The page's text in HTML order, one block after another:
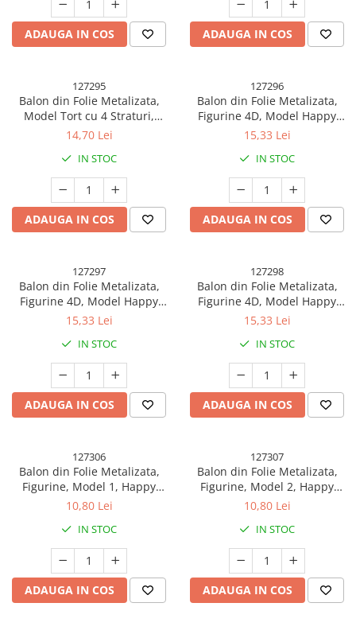
Articole pentru Iluminat
Corpuri de iluminat
Articole si, Echipamente pentru
Transport şi Ridicat
Pelerine, Umbrele si Accesorii
Videoproiectoare
ADAUGA IN COS ADAUGA IN COS
127295
Balon din Folie Metalizata,
Model Tort cu 4 Straturi,
Balon Aniversar, Model Happy
Individual, Pai inclus, Umflare
cu Aer sau Heliu, Albastru
14,70 Lei
IN STOC
ADAUGA IN COS
127296
Balon din Folie Metalizata,
Figurine 4D, Model Happy
Birthday, Tematica Aniversara
Ambalaj Individual, Pai Inclus,
Umflare cu Aer sau Heliu,
Blue
15,33 Lei
IN STOC
ADAUGA IN COS
127297
Balon din Folie Metalizata,
Figurine 4D, Model Happy
Birthday, Tematica Aniversara
Ambalaj Individual, Pai Inclus,
Umflare cu Aer sau Heliu,
Albastru
15,33 Lei
IN STOC
ADAUGA IN COS
127298
Balon din Folie Metalizata,
Figurine 4D, Model Happy
Birthday, Tematica Aniversara
Ambalaj Individual, Pai Inclus,
Umflare cu Aer sau Heliu, Alb-
Multicolor
15,33 Lei
IN STOC
ADAUGA IN COS
127306
Balon din Folie Metalizata,
Figurine, Model 1, Happy
Birthday, Tematica
Individual, Pai Inclus, Umflare
cu Aer sau Heliu, Multicolor
10,80 Lei
IN STOC
ADAUGA IN COS
127307
Balon din Folie Metalizata,
Figurine, Model 2, Happy
Birthday, Tematica
Individual, Pai Inclus, Umflare
cu Aer sau Heliu, Multicolor
10,80 Lei
IN STOC
ADAUGA IN COS